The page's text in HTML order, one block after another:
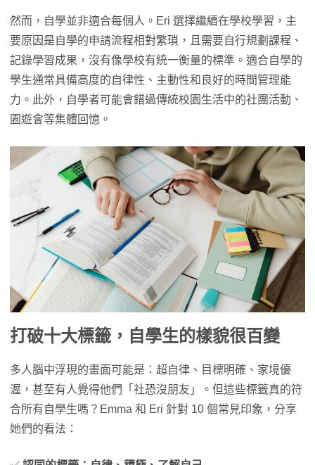
24:03 自學後悔了怎麼辦？計畫書可修改，還能選擇
回歸學校
25:08 想申請自學？關鍵字與申請管道整理在這裡！
26:33 網路資訊太雜？如何找到客製化內容？必搜這
些官方網站！
29:06 沒有老師怎麼辦？教育局其實能解答許多自學
問題！
然而，自學並非適合每個人。Eri 選擇繼續在學校學習，主
要原因是自學的申請流程相對繁瑣，且需要自行規劃課程、
記錄學習成果，沒有像學校有統一衡量的標準。適合自學的
學生通常具備高度的自律性、主動性和良好的時間管理能
力。此外，自學者可能會錯過傳統校園生活中的社團活動、
園遊會等集體回憶。
打破十大標籤 ，自學生的樣貌很百變
多人腦中浮現的畫面可能是：超自律、目標明確、家境優
渥，甚至有人覺得他們「社恐沒朋友」。但這些標籤真的符
合所有自學生嗎？Emma 和 Eri 針對 10 個常見印象，分享
她們的看法：